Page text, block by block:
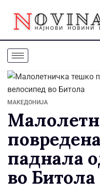
МАКЕДОНИЈА
паднала
во Битола